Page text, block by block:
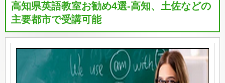
高知県英語教室お勧め4選-高知、土佐などの
主要都市で受講可能